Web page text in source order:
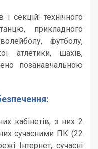
секцій: технічного
прикладного
футболу,
атлетики, шахів,
позанавчальною
кабінетів, з них 2
сучасними ПК (22
Інтернет, сучасні